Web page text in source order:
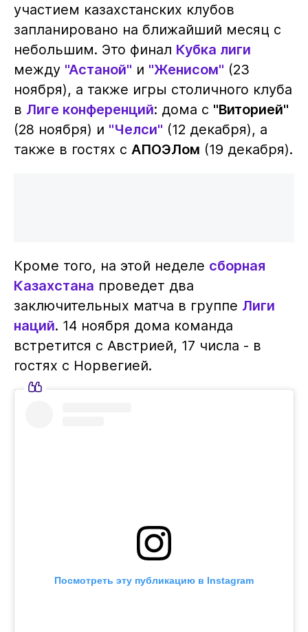
участием казахстанских клубов
запланировано на ближайший месяц с
небольшим. Это финал Кубка лиги
между "Астаной" и "Женисом" (23
ноября), а также игры столичного клуба
в Лиге конференций: дома с "Виторией"
(28 ноября) и "Челси" (12 декабря), а
также в гостях с АПОЭЛом (19 декабря).
Кроме того, на этой неделе сборная
Казахстана проведет два
заключительных матча в группе Лиги
наций. 14 ноября дома команда
встретится с Австрией, 17 числа - в
гостях с Норвегией.
Посмотреть эту публикацию в Instagram